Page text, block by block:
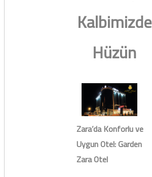
Kalbimizde
Hüzün
Zara’da Konforlu ve
Uygun Otel: Garden
Zara Otel